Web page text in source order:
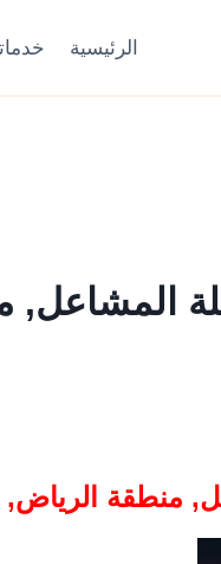
الرئيسية
المشاعل,
منطقة الرياض,